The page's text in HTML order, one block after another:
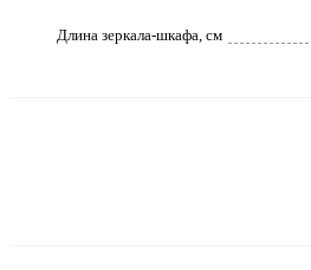
Длина зеркала-шкафа, см